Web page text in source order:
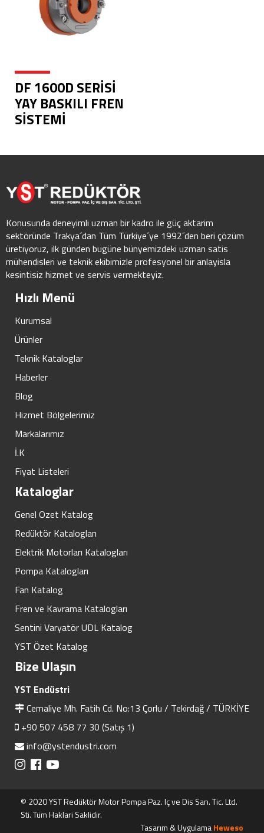
DF 1600D SERİSİ
YAY BASKILI FREN
SİSTEMİ
Konusunda deneyimli uzman bir kadro ile güç aktarim
sektöründe Trakya´dan Tüm Türkiye´ye 1992´den beri çözüm
üretiyoruz, ilk günden bugüne bünyemizdeki uzman satis
mühendisleri ve teknik ekibimizle profesyonel bir anlayisla
kesintisiz hizmet ve servis vermekteyiz.
Hızlı Menü
Kurumsal
Ürünler
Teknik Kataloglar
Haberler
Blog
Hizmet Bölgelerimiz
Markalarımız
İ.K
Fiyat Listeleri
Kataloglar
Genel Ozet Katalog
Redüktör Katalogları
Elektrik Motorları Katalogları
Pompa Katalogları
Fan Katalog
Fren ve Kavrama Katalogları
Sentini Varyatör UDL Katalog
YST Özet Katalog
Bize Ulaşın
YST Endüstri
Cemaliye Mh. Fatih Cd. No:13 Çorlu / Tekirdağ / TÜRKİYE
+90 507 458 77 30 (Satış 1)
info@ystendustri.com
© 2020 YST Redüktör Motor Pompa Paz. Iç ve Dis San. Tic. Ltd.
Sti. Tüm Haklari Saklidir.
Tasarım & UygulamaHeweso